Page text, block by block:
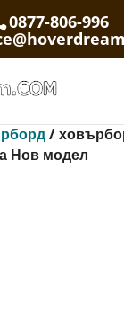
0877-806-996
/
Нов модел